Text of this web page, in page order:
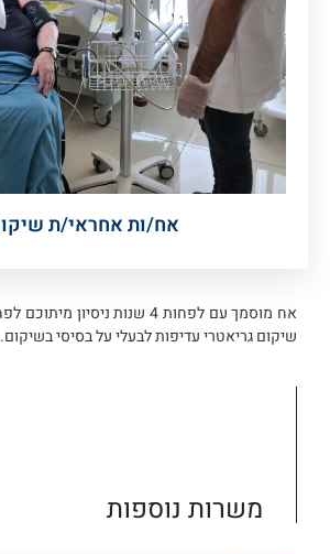
אח/ות אחראי/ת
אח מוסמך עם לפחות 4 שנות
שיקום גריאטרי עדיפות לבעלי על בסיסי בשיקום.
משרות נוספות